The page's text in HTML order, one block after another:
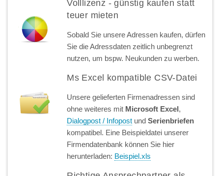
Volllizenz - günstig kaufen statt
teuer mieten
Sobald Sie unsere Adressen kaufen, dürfen
Sie die Adressdaten zeitlich unbegrenzt
nutzen, um bspw. Neukunden zu werben.
Ms Excel kompatible CSV-Datei
Unsere gelieferten Firmenadressen sind
ohne weiteres mit Microsoft Excel,
Dialogpost / Infopost undSerienbriefen
kompatibel. Eine Beispieldatei unserer
Firmendatenbank können Sie hier
herunterladen: Beispiel.xls